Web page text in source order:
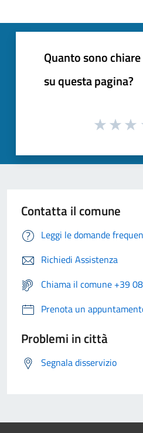
Quanto sono
su questa pagina?
Contatta il comune
Leggi le domande
Richiedi Assistenza
Chiama il comune +39
Prenota un
Problemi in città
Segnala disservizio